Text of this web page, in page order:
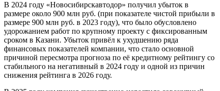
В 2024 году «Новосибирскавтодор» получил убыток в
размере около 900 млн руб. (при показателе чистой прибыли в
размере 900 млн руб. в 2023 году), что было обусловлено
удорожанием работ по крупному проекту с фиксированным
сроком в Казани. Убыток привёл к ухудшению ряда
финансовых показателей компании, что стало основной
причиной пересмотра прогноза по её кредитному рейтингу со
стабильного на негативный в 2024 году и одной из причин
снижения рейтинга в 2026 году.